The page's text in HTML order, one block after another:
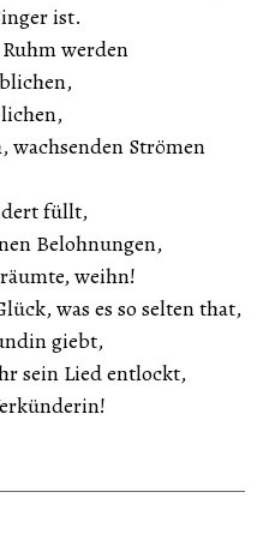
ist.
werden
wachsenden Strömen
füllt,
Belohnungen,
weihn!
was es so selten that,
giebt,
sein Lied entlockt,